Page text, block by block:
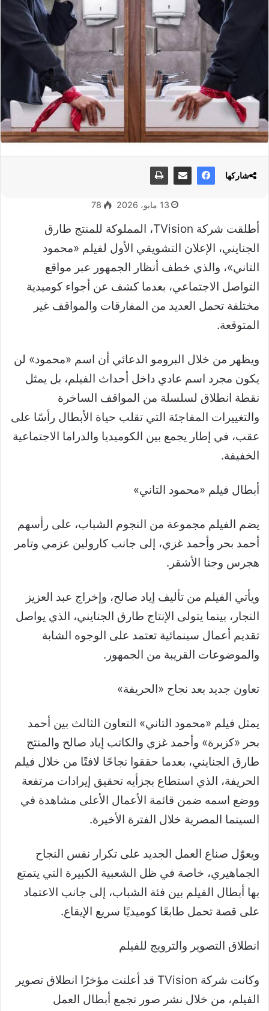
13 مايو، 2026 78
أطلقت شركة TVision، المملوكة للمنتج طارق
الجنايني، الإعلان التشويقي الأول لفيلم «محمود
التاني»، والذي خطف أنظار الجمهور عبر مواقع
التواصل الاجتماعي، بعدما كشف عن أجواء كوميدية
مختلفة تحمل العديد من المفارقات والمواقف غير
المتوقعة.
ويظهر من خلال البرومو الدعائي أن اسم «محمود» لن
يكون مجرد اسم عادي داخل أحداث الفيلم، بل يمثل
نقطة انطلاق لسلسلة من المواقف الساخرة
والتغييرات المفاجئة التي تقلب حياة الأبطال رأسًا على
عقب، في إطار يجمع بين الكوميديا والدراما الاجتماعية
الخفيفة.
أبطال فيلم «محمود التاني»
يضم الفيلم مجموعة من النجوم الشباب، على رأسهم
أحمد بحر وأحمد غزي، إلى جانب كارولين عزمي وتامر
هجرس وجنا الأشقر.
ويأتي الفيلم من تأليف إياد صالح، وإخراج عبد العزيز
النجار، بينما يتولى الإنتاج طارق الجنايني، الذي يواصل
تقديم أعمال سينمائية تعتمد على الوجوه الشابة
والموضوعات القريبة من الجمهور.
تعاون جديد بعد نجاح «الحريفة»
يمثل فيلم «محمود التاني» التعاون الثالث بين أحمد
بحر «كزبرة» وأحمد غزي والكاتب إياد صالح والمنتج
طارق الجنايني، بعدما حققوا نجاحًا لافتًا من خلال فيلم
الحريفة، الذي استطاع بجزأيه تحقيق إيرادات مرتفعة
ووضع اسمه ضمن قائمة الأعمال الأعلى مشاهدة في
السينما المصرية خلال الفترة الأخيرة.
ويعوّل صناع العمل الجديد على تكرار نفس النجاح
الجماهيري، خاصة في ظل الشعبية الكبيرة التي يتمتع
بها أبطال الفيلم بين فئة الشباب، إلى جانب الاعتماد
على قصة تحمل طابعًا كوميديًا سريع الإيقاع.
انطلاق التصوير والترويج للفيلم
وكانت شركة TVision قد أعلنت مؤخرًا انطلاق تصوير
الفيلم، من خلال نشر صور تجمع أبطال العمل
شاركها